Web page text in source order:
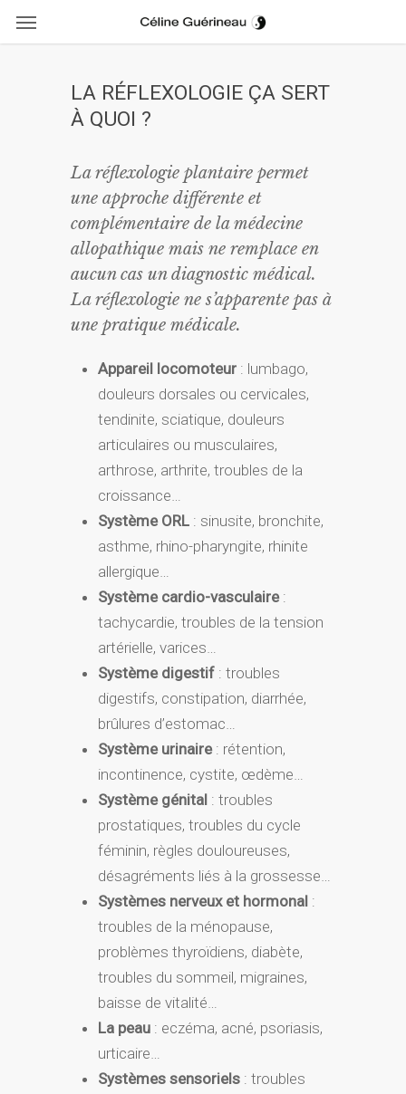
Skip
LA RÉFLEXOLOGIE ÇA SERT
À QUOI ?
La réflexologie plantaire permet
une approche différente et
complémentaire de la médecine
allopathique mais ne remplace en
aucun cas un diagnostic médical.
La réflexologie ne s’apparente pas à
une pratique médicale.
Appareil locomoteur: lumbago,
douleurs dorsales ou cervicales,
tendinite, sciatique, douleurs
articulaires ou musculaires,
arthrose, arthrite, troubles de la
croissance…
Système ORL: sinusite, bronchite,
asthme, rhino-pharyngite, rhinite
allergique…
Système cardio-vasculaire:
tachycardie, troubles de la tension
artérielle, varices…
Système digestif: troubles
digestifs, constipation, diarrhée,
brûlures d’estomac…
Système urinaire: rétention,
incontinence, cystite, œdème…
Système génital : troubles
prostatiques, troubles du cycle
féminin, règles douloureuses,
désagréments liés à la grossesse…
Systèmes nerveux et hormonal :
troubles de la ménopause,
problèmes thyroïdiens, diabète,
troubles du sommeil, migraines,
baisse de vitalité…
La peau: eczéma, acné, psoriasis,
urticaire…
Systèmes sensoriels: troubles